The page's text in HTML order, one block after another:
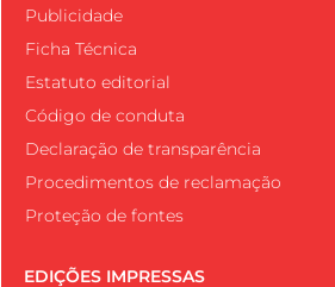
Publicidade
Ficha Técnica
Estatuto editorial
Código de conduta
Declaração de transparência
Procedimentos de reclamação
Proteção de fontes
EDIÇÕES IMPRESSAS